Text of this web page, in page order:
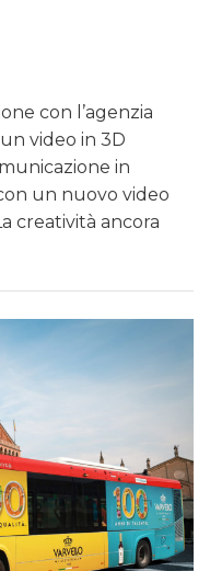
con l’agenzia
video in 3D
in
un nuovo video
creatività ancora